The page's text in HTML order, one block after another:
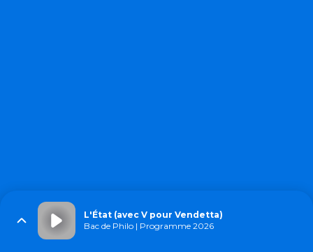
L'État (avec V pour Vendetta)
Bac de Philo | Programme 2026